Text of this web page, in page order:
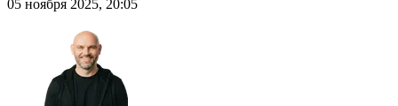
05 ноября 2025, 20:05